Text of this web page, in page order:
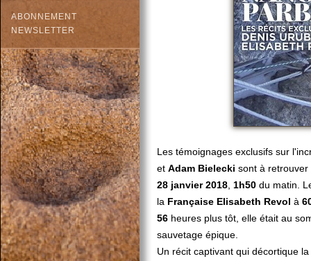
ABONNEMENT
NEWSLETTER
Les témoignages exclusifs sur
et Adam Bielecki sont à retrouver
28 janvier 2018 1h50 du matin.
la Française Elisabeth Revol à
56 heures plus tôt, elle était au
sauvetage épique.
Un récit captivant qui décortique